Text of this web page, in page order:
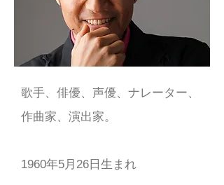
歌手、 俳優、声優、ナレーター、
作曲家、演出家。
1960年5月26日生まれ